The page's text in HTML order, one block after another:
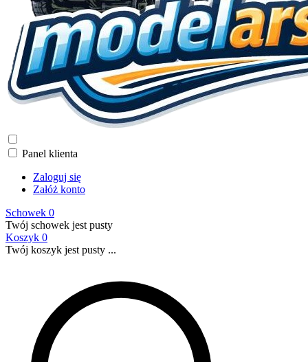
Panel klienta
Zaloguj się
Załóż konto
Schowek 0
Twój schowek jest pusty
Koszyk 0
Twój koszyk jest pusty ...